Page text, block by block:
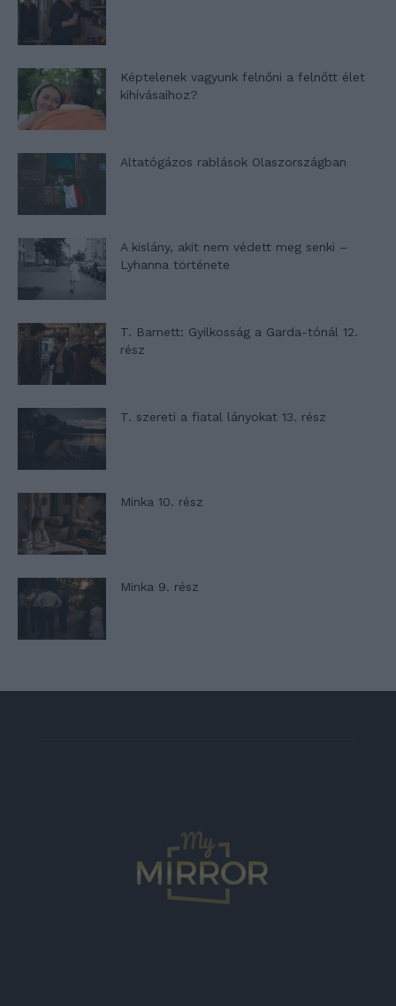
Képtelenek vagyunk felnőni a felnőtt élet
kihívásaihoz?
Altatógázos rablások Olaszországban
A kislány, akit nem védett meg senki –
Lyhanna története
T. Barnett: Gyilkosság a Garda-tónál 12.
rész
T. szereti a fiatal lányokat 13. rész
Minka 10. rész
Minka 9. rész